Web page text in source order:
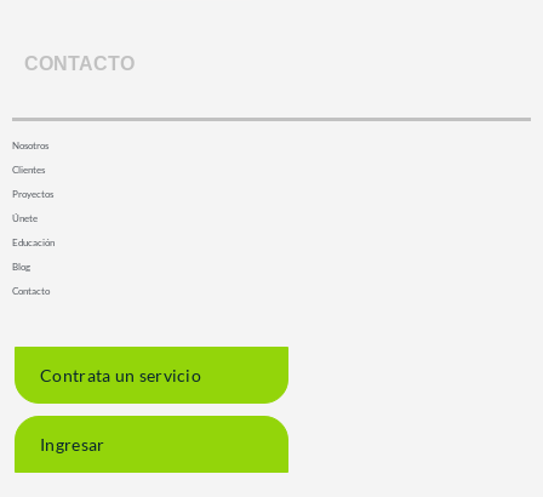
CONTACTO
Nosotros
Clientes
Proyectos
Únete
Educación
Blog
Contacto
Contrata un servicio
Ingresar